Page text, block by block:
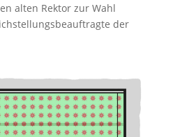
alten Rektor zur Wahl
der